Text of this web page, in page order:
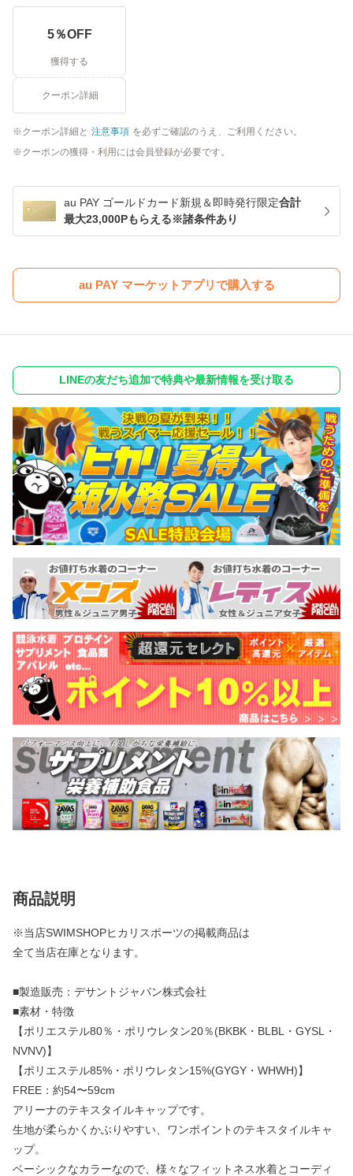
5％OFF
獲得する
クーポン詳細
クーポン詳細と 注意事項 を必ずご確認のうえ、ご利用ください。
クーポンの獲得・利用には会員登録が必要です。
au PAY ゴールドカード新規＆即時発行限定合計
最大23,000Pもらえる※諸条件あり
au PAY マーケットアプリで購入する
LINEの友だち追加で特典や最新情報を受け取る
商品説明
※当店SWIMSHOPヒカリスポーツの掲載商品は
全て当店在庫となります。
■製造販売：デサントジャパン株式会社
■素材・特徴
【ポリエステル80％・ポリウレタン20％(BKBK・BLBL・GYSL・
NVNV)】
【ポリエステル85%・ポリウレタン15%(GYGY・WHWH)】
FREE：約54〜59cm
アリーナのテキスタイルキャップです。
生地が柔らかくかぶりやすい、ワンポイントのテキスタイルキャ
ップ。
ベーシックなカラーなので、様々なフィットネス水着とコーディ